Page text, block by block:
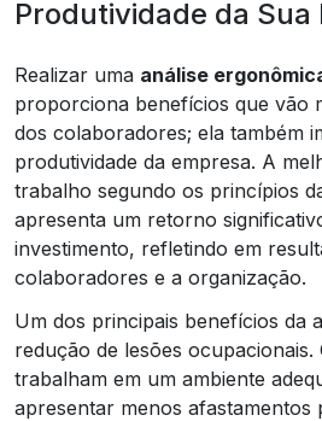
Produtividade da Sua
Realizar uma análise
proporciona benefícios que vão
dos colaboradores; ela também
produtividade da empresa. A
trabalho segundo os princípios
apresenta um retorno
investimento, refletindo em
colaboradores e a organização.
Um dos principais benefícios da
redução de lesões
trabalham em um ambiente
apresentar menos afastamentos